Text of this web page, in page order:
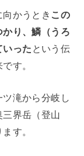
かうとき この
り、鱗（うろ
いった という伝
す。
滝から分岐し
界岳（登山
す。